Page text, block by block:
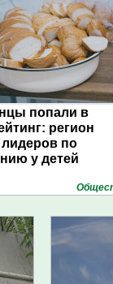
попали в
регион
по
у детей